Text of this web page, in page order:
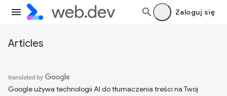
Zaloguj się
Articles
Google używa technologii AI do tłumaczenia treści na Twój